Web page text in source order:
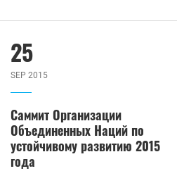
25
SEP 2015
Саммит Организации
Объединенных Наций по
устойчивому развитию 2015
года